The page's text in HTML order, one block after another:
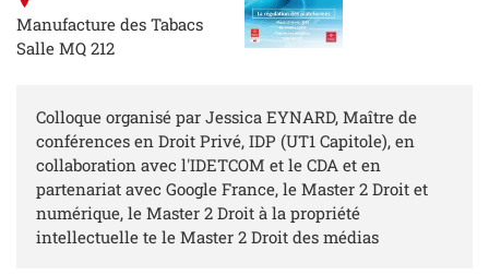
Manufacture des Tabacs
Salle MQ 212
Colloque organisé par Jessica EYNARD, Maître de
conférences en Droit Privé, IDP (UT1 Capitole), en
collaboration avec l'IDETCOM et le CDA et en
partenariat avec Google France, le Master 2 Droit et
numérique, le Master 2 Droit à la propriété
intellectuelle te le Master 2 Droit des médias